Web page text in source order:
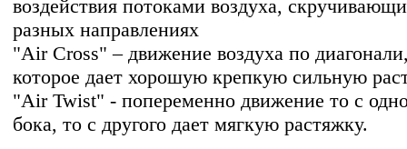
воздействия потоками воздуха,
разных направлениях
"Air Cross" – движение воздуха по
которое дает хорошую крепкую сильную
"Air Twist" - попеременно движение то с
бока, то с другого дает мягкую растяжку.